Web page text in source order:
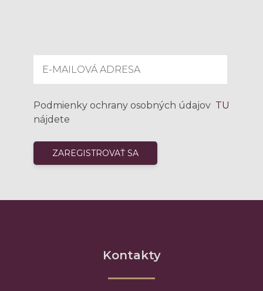
Podmienky ochrany osobných údajov
nájdete
TU
Kontakty